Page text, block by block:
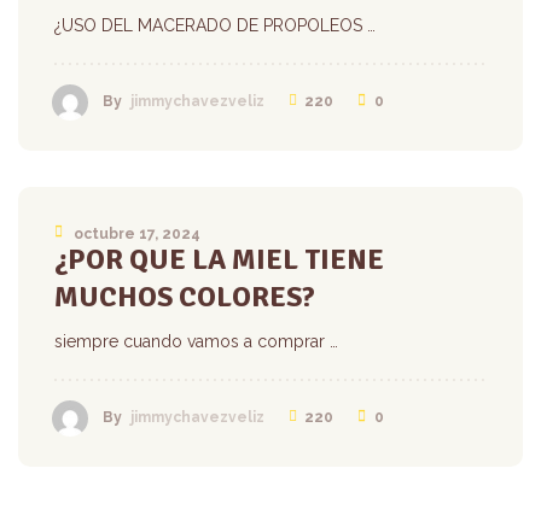
¿USO DEL MACERADO DE PROPOLEOS …
By jimmychavezveliz 220 0
octubre 17, 2024
¿POR QUE LA MIEL TIENE
MUCHOS COLORES?
siempre cuando vamos a comprar …
By jimmychavezveliz 220 0